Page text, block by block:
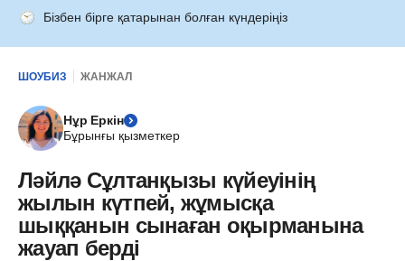
Бізбен бірге қатарынан болған күндеріңіз
ШОУБИЗ ЖАНЖАЛ
Нұр Еркін
Бұрынғы қызметкер
Ләйлә Сұлтанқызы күйеуінің
жылын күтпей, жұмысқа
шыққанын сынаған оқырманына
жауап берді